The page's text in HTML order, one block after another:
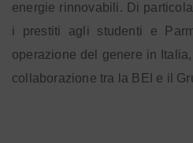
energie rinnovabili. Di
i prestiti agli studenti e
operazione del genere in
collaborazione tra la BEI e il